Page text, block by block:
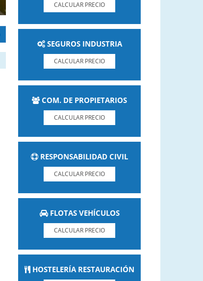
CALCULAR PRECIO
SEGUROS INDUSTRIA
CALCULAR PRECIO
COM. DE PROPIETARIOS
CALCULAR PRECIO
RESPONSABILIDAD CIVIL
CALCULAR PRECIO
FLOTAS VEHÍCULOS
CALCULAR PRECIO
HOSTELERÍA RESTAURACIÓN